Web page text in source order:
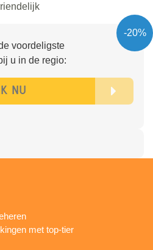
-20%
voordeligste
u in de regio:
met top-tier